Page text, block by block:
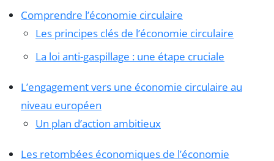
Comprendre l’économie circulaire
Les principes clés de l’économie circulaire
La loi anti-gaspillage : une étape cruciale
L’engagement vers une économie circulaire au
niveau européen
Un plan d’action ambitieux
Les retombées économiques de l’économie